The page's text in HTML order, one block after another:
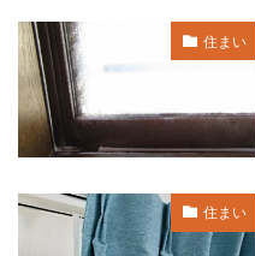
住まい
住まい